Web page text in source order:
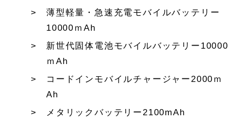
薄型軽量・急速充電モバイルバッテリー
10000ｍAh
新世代固体電池モバイルバッテリー10000
ｍAh
コードインモバイルチャージャー2000ｍ
Ah
メタリックバッテリー2100mAh